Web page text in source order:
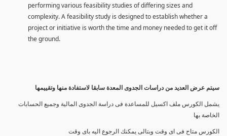
performing various feasibility studies of differing sizes and
complexity. A feasibility study is designed to establish whether a
project or initiative is worth the time and money needed to get it off
the ground.
سيتم عرض العديد من دراسات الجدوى المعدة سابقا لاستفادة منها وتقييمها
يشمل الكورس ملف اكسيل للمساعدة فى دراسة الجدوى المالية وجميع الحسابات
الخاصة بها
الكورس متاح فى اى وقت وبتالى يمكنك الرجوع اليه باى وقت